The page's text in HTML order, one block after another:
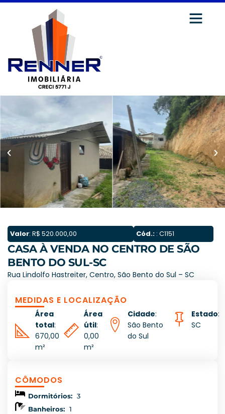
Valor: R$ 520.000,00 Cód.: : C1151
CASA À VENDA NO CENTRO DE SÃO
BENTO DO SUL-SC
Rua Lindolfo Hastreiter, Centro, São Bento do Sul – SC
MEDIDAS E LOCALIZAÇÃO
Área
total:
670,00
m²
Área
útil:
0,00
m²
Cidade:
São Bento
do Sul
Estado:
SC
CÔMODOS
Dormitórios: 3
Banheiros: 1